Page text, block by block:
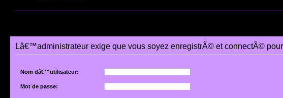
Lâ€™administrateur exige que vous soyez enregistrÃ© et connectÃ©
Nom dâ€™utilisateur:
Mot de passe: